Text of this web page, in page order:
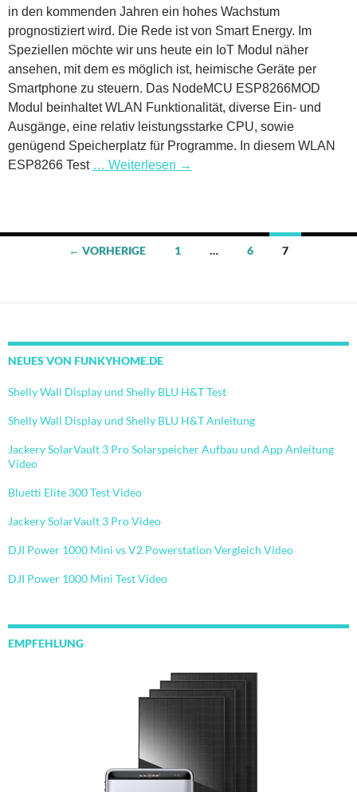
in den kommenden Jahren ein hohes Wachstum
prognostiziert wird. Die Rede ist von Smart Energy. Im
Speziellen möchte wir uns heute ein IoT Modul näher
ansehen, mit dem es möglich ist, heimische Geräte per
Smartphone zu steuern. Das NodeMCU ESP8266MOD
Modul beinhaltet WLAN Funktionalität, diverse Ein- und
Ausgänge, eine relativ leistungsstarke CPU, sowie
genügend Speicherplatz für Programme. In diesem WLAN
ESP8266 Test … Weiterlesen →
Beitragsnavigation
← VORHERIGE 1 … 6 7
NEUES VON FUNKYHOME.DE
Shelly Wall Display und Shelly BLU H&T Test
Shelly Wall Display und Shelly BLU H&T Anleitung
Jackery SolarVault 3 Pro Solarspeicher Aufbau und App Anleitung
Video
Bluetti Elite 300 Test Video
Jackery SolarVault 3 Pro Video
DJI Power 1000 Mini vs V2 Powerstation Vergleich Video
DJI Power 1000 Mini Test Video
EMPFEHLUNG